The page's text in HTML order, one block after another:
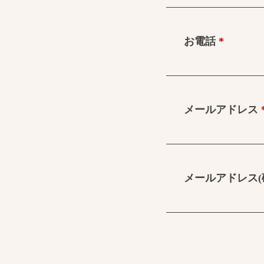
お電話 *
メールアドレス
メールアドレス